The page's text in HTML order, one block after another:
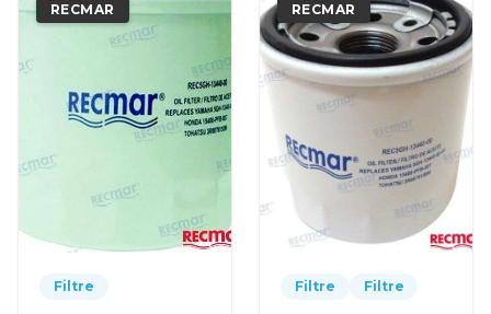
RECMAR
Filtre
RECMAR
Filtre Filtre